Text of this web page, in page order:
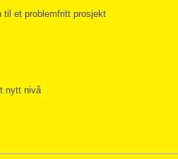
til et problemfritt prosjekt
nytt nivå